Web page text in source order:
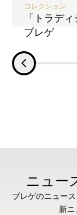
「トラデ
ブレゲ
コレクション
ニュー
ブレゲのニュー
新ニ